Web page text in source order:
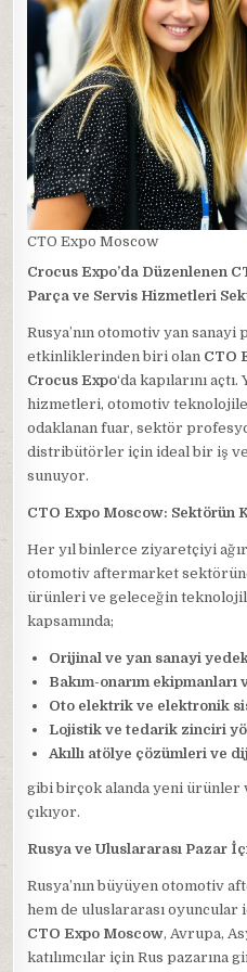
CTO Expo Moscow
Crocus Expo’da Düzenlenen
Parça ve Servis Hizmetleri
Rusya’nın otomotiv yan sanayi
etkinliklerinden biri olan CTO
Crocus Expo‘da kapılarını
hizmetleri, otomotiv
odaklanan fuar, sektör
distribütörler için ideal bir iş
sunuyor.
CTO Expo Moscow: Sektörün
Her yıl binlerce ziyaretçiyi
otomotiv aftermarket
ürünleri ve geleceğin
kapsamında;
Orijinal ve yan sanayi
Bakım-onarım
Oto elektrik ve elektronik
Lojistik ve tedarik zinciri
Akıllı atölye çözümleri ve
gibi birçok alanda yeni
çıkıyor.
Rusya ve Uluslararası Pazar
Rusya’nın büyüyen otomotiv
hem de uluslararası
CTO Expo Moscow, Avrupa,
katılımcılar için Rus